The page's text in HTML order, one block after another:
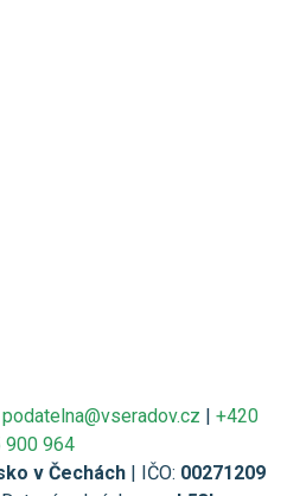
podatelna@vseradov.cz | +420
900 964
v Čechách| IČO: 00271209